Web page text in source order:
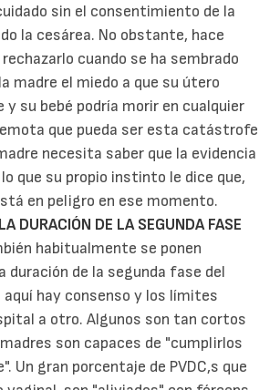
sin el consentimiento de la
la cesárea. No obstante, hace
cuando se ha sembrado
madre el miedo a que su útero
y su bebé podría morir en cualquier
que pueda ser esta catástrofe
necesita saber que la evidencia
que su propio instinto le dice que,
en peligro en ese momento.
DURACIÓN DE LA SEGUNDA FASE
habitualmente se ponen
duración de la segunda fase del
aquí hay consenso y los límites
a otro. Algunos son tan cortos
son capaces de "cumplirlos
Un gran porcentaje de PVDC,s que